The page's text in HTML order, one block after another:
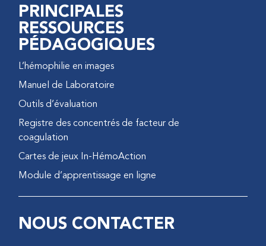
PRINCIPALES
RESSOURCES
PÉDAGOGIQUES
L’hémophilie en images
Manuel de Laboratoire
Outils d’évaluation
Registre des concentrés de facteur de
coagulation
Cartes de jeux In-HémoAction
Module d’apprentissage en ligne
NOUS CONTACTER